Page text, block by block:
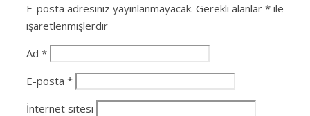
E-posta adresiniz yayınlanmayacak. Gerekli alanlar * ile
işaretlenmişlerdir
Ad *
E-posta *
İnternet sitesi